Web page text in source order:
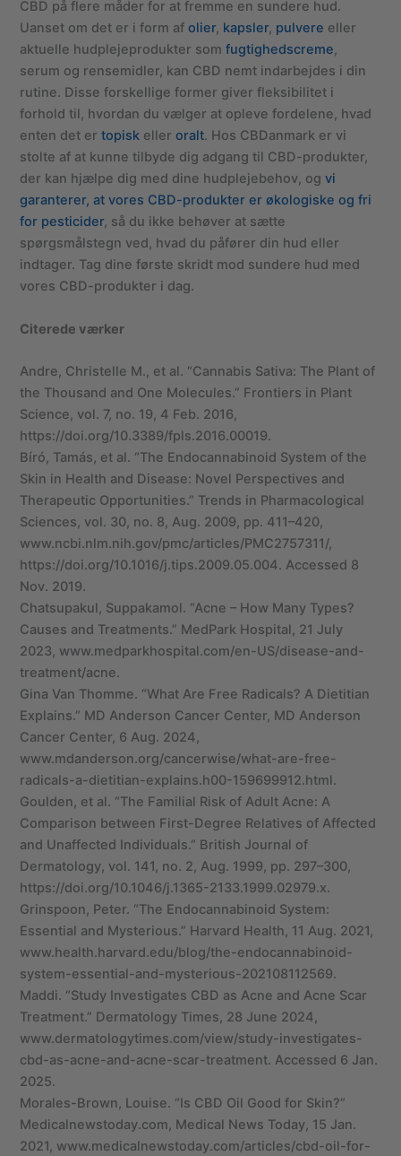
CBD på flere måder for at fremme en sundere hud.
Uanset om det er i form afolier, kapsler, pulvere eller
aktuelle hudplejeprodukter somfugtighedscreme,
serum og rensemidler, kan CBD nemt indarbejdes i din
rutine. Disse forskellige former giver fleksibilitet i
forhold til, hvordan du vælger at opleve fordelene, hvad
enten det ertopisk elleroralt. Hos CBDanmark er vi
stolte af at kunne tilbyde dig adgang til CBD-produkter,
der kan hjælpe dig med dine hudplejebehov, ogvi
garanterer, at vores CBD-produkter er økologiske og fri
for pesticider, så du ikke behøver at sætte
spørgsmålstegn ved, hvad du påfører din hud eller
indtager. Tag dine første skridt mod sundere hud med
vores CBD-produkter i dag.
Citerede værker
Andre, Christelle M., et al. “Cannabis Sativa: The Plant of
the Thousand and One Molecules.” Frontiers in Plant
Science, vol. 7, no. 19, 4 Feb. 2016,
https://doi.org/10.3389/fpls.2016.00019.
Bíró, Tamás, et al. “The Endocannabinoid System of the
Skin in Health and Disease: Novel Perspectives and
Therapeutic Opportunities.” Trends in Pharmacological
Sciences, vol. 30, no. 8, Aug. 2009, pp. 411–420,
www.ncbi.nlm.nih.gov/pmc/articles/PMC2757311/,
https://doi.org/10.1016/j.tips.2009.05.004. Accessed 8
Nov. 2019.
Chatsupakul, Suppakamol. “Acne – How Many Types?
Causes and Treatments.” MedPark Hospital, 21 July
2023, www.medparkhospital.com/en-US/disease-and-
treatment/acne.
Gina Van Thomme. “What Are Free Radicals? A Dietitian
Explains.” MD Anderson Cancer Center, MD Anderson
Cancer Center, 6 Aug. 2024,
www.mdanderson.org/cancerwise/what-are-free-
radicals-a-dietitian-explains.h00-159699912.html.
Goulden, et al. “The Familial Risk of Adult Acne: A
Comparison between First-Degree Relatives of Affected
and Unaffected Individuals.” British Journal of
Dermatology, vol. 141, no. 2, Aug. 1999, pp. 297–300,
https://doi.org/10.1046/j.1365-2133.1999.02979.x.
Grinspoon, Peter. “The Endocannabinoid System:
Essential and Mysterious.” Harvard Health, 11 Aug. 2021,
www.health.harvard.edu/blog/the-endocannabinoid-
system-essential-and-mysterious-202108112569.
Maddi. “Study Investigates CBD as Acne and Acne Scar
Treatment.” Dermatology Times, 28 June 2024,
www.dermatologytimes.com/view/study-investigates-
cbd-as-acne-and-acne-scar-treatment. Accessed 6 Jan.
2025.
Morales-Brown, Louise. “Is CBD Oil Good for Skin?”
Medicalnewstoday.com, Medical News Today, 15 Jan.
2021, www.medicalnewstoday.com/articles/cbd-oil-for-